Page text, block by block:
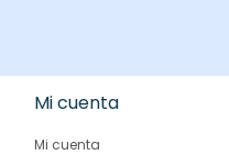
Mi cuenta
Mi cuenta